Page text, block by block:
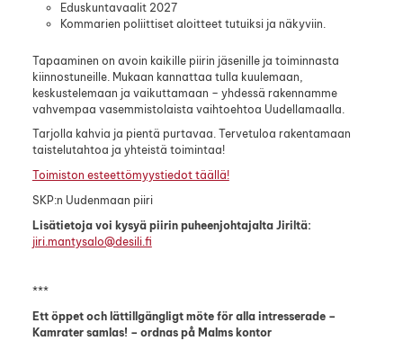
Eduskuntavaalit 2027
Kommarien poliittiset aloitteet tutuiksi ja näkyviin.
Tapaaminen on avoin kaikille piirin jäsenille ja toiminnasta
kiinnostuneille. Mukaan kannattaa tulla kuulemaan,
keskustelemaan ja vaikuttamaan – yhdessä rakennamme
vahvempaa vasemmistolaista vaihtoehtoa Uudellamaalla.
Tarjolla kahvia ja pientä purtavaa. Tervetuloa rakentamaan
taistelutahtoa ja yhteistä toimintaa!
Toimiston esteettömyystiedot täällä!
SKP:n Uudenmaan piiri
Lisätietoja voi kysyä piirin puheenjohtajalta Jiriltä:
jiri.mantysalo@desili.fi
***
Ett öppet och lättillgängligt möte för alla intresserade –
Kamrater samlas! – ordnas på Malms kontor